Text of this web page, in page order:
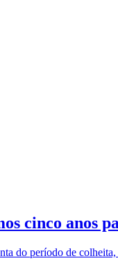
cinco anos
do período de